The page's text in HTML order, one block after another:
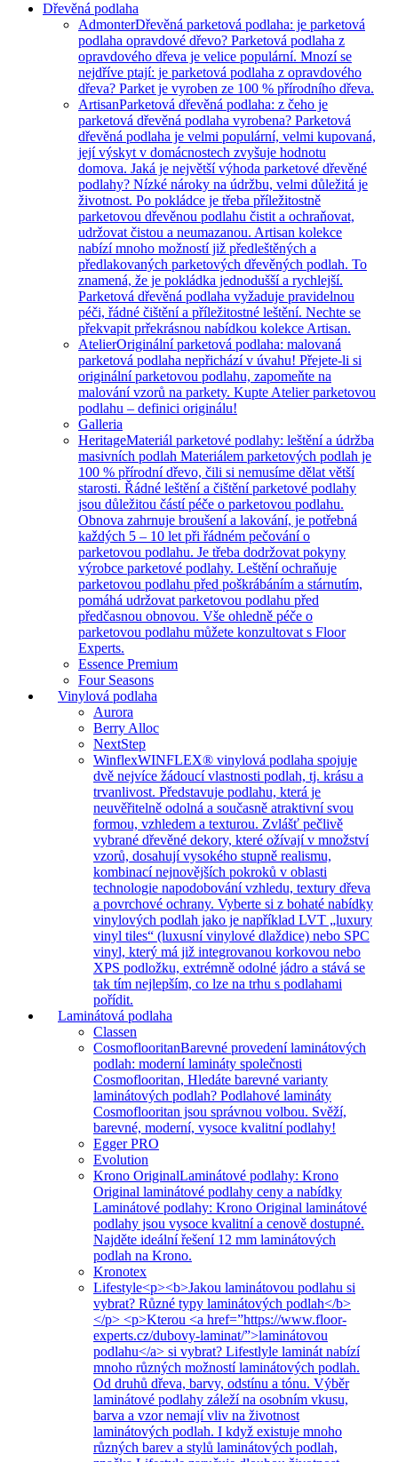
Dřevěná podlaha
AdmonterDřevěná parketová podlaha: je parketová
podlaha opravdové dřevo? Parketová podlaha z
opravdového dřeva je velice populární. Mnozí se
nejdříve ptají: je parketová podlaha z opravdového
dřeva? Parket je vyroben ze 100 % přírodního dřeva.
ArtisanParketová dřevěná podlaha: z čeho je
parketová dřevěná podlaha vyrobena? Parketová
dřevěná podlaha je velmi populární, velmi kupovaná,
její výskyt v domácnostech zvyšuje hodnotu
domova. Jaká je největší výhoda parketové dřevěné
podlahy? Nízké nároky na údržbu, velmi důležitá je
životnost. Po pokládce je třeba příležitostně
parketovou dřevěnou podlahu čistit a ochraňovat,
udržovat čistou a neumazanou. Artisan kolekce
nabízí mnoho možností již předleštěných a
předlakovaných parketových dřevěných podlah. To
znamená, že je pokládka jednodušší a rychlejší.
Parketová dřevěná podlaha vyžaduje pravidelnou
péči, řádné čištění a příležitostné leštění. Nechte se
překvapit prřekrásnou nabídkou kolekce Artisan.
AtelierOriginální parketová podlaha: malovaná
parketová podlaha nepřichází v úvahu! Přejete-li si
originální parketovou podlahu, zapomeňte na
malování vzorů na parkety. Kupte Atelier parketovou
podlahu – definici originálu!
Galleria
HeritageMateriál parketové podlahy: leštění a údržba
masivních podlah Materiálem parketových podlah je
100 % přírodní dřevo, čili si nemusíme dělat větší
starosti. Řádné leštění a čištění parketové podlahy
jsou důležitou částí péče o parketovou podlahu.
Obnova zahrnuje broušení a lakování, je potřebná
každých 5 – 10 let při řádném pečování o
parketovou podlahu. Je třeba dodržovat pokyny
výrobce parketové podlahy. Leštění ochraňuje
parketovou podlahu před poškrábáním a stárnutím,
pomáhá udržovat parketovou podlahu před
předčasnou obnovou. Vše ohledně péče o
parketovou podlahu můžete konzultovat s Floor
Experts.
Essence Premium
Four Seasons
Vinylová podlaha
Aurora
Berry Alloc
NextStep
WinflexWINFLEX® vinylová podlaha spojuje
dvě nejvíce žádoucí vlastnosti podlah, tj. krásu a
trvanlivost. Představuje podlahu, která je
neuvěřitelně odolná a současně atraktivní svou
formou, vzhledem a texturou. Zvlášť pečlivě
vybrané dřevěné dekory, které ožívají v množství
vzorů, dosahují vysokého stupně realismu,
kombinací nejnovějších pokroků v oblasti
technologie napodobování vzhledu, textury dřeva
a povrchové ochrany. Vyberte si z bohaté nabídky
vinylových podlah jako je například LVT „luxury
vinyl tiles“ (luxusní vinylové dlaždice) nebo SPC
vinyl, který má již integrovanou korkovou nebo
XPS podložku, extrémně odolné jádro a stává se
tak tím nejlepším, co lze na trhu s podlahami
pořídit.
Laminátová podlaha
Classen
CosmoflooritanBarevné provedení laminátových
podlah: moderní lamináty společnosti
Cosmoflooritan, Hledáte barevné varianty
laminátových podlah? Podlahové lamináty
Cosmoflooritan jsou správnou volbou. Svěží,
barevné, moderní, vysoce kvalitní podlahy!
Egger PRO
Evolution
Krono OriginalLaminátové podlahy: Krono
Original laminátové podlahy ceny a nabídky
Laminátové podlahy: Krono Original laminátové
podlahy jsou vysoce kvalitní a cenově dostupné.
Najděte ideální řešení 12 mm laminátových
podlah na Krono.
Kronotex
Lifestyle<p><b>Jakou laminátovou podlahu si
vybrat? Různé typy laminátových podlah</b>
</p> <p>Kterou <a href=”https://www.floor-
experts.cz/dubovy-laminat/”>laminátovou
podlahu</a> si vybrat? Lifestlyle laminát nabízí
mnoho různých možností laminátových podlah.
Od druhů dřeva, barvy, odstínu a tónu. Výběr
laminátové podlahy záleží na osobním vkusu,
barva a vzor nemají vliv na životnost
laminátových podlah. I když existuje mnoho
různých barev a stylů laminátových podlah,